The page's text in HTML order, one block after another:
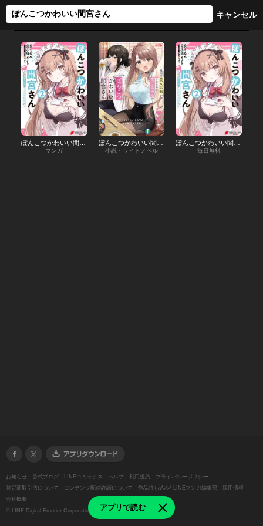
アプリで読む
マンガ 小説・ライトノベル 毎日無料
お知らせ 公式ブログ LINEコミックス ヘルプ 利用規約
プライバシーポリシー
特定商取引法について
コンテンツ配信許諾について 作品持ち込み/ LINEマンガ編集部
採用情報
会社概要
© LINE Digital Frontier Corporation